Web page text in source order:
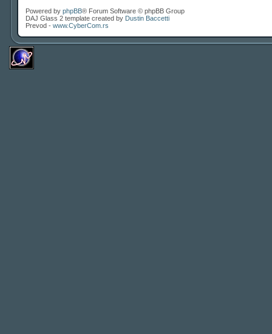
Powered by phpBB® Forum Software © phpBB Group
DAJ Glass 2 template created by Dustin Baccetti
Prevod - www.CyberCom.rs